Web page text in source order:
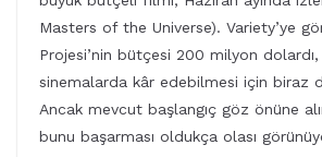
Masters of the Universe). Variety’ye
Projesi’nin bütçesi 200 milyon dolardı,
sinemalarda kâr edebilmesi için biraz
Ancak mevcut başlangıç göz önüne
bunu başarması oldukça olası